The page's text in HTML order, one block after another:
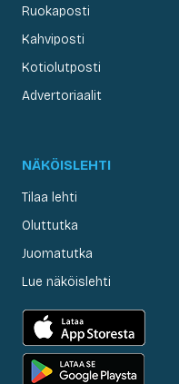
Ruokaposti
Kahviposti
Kotiolutposti
Advertoriaalit
NÄKÖISLEHTI
Tilaa lehti
Oluttutka
Juomatutka
Lue näköislehti